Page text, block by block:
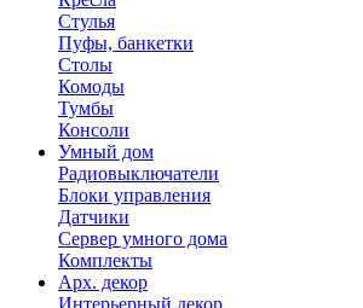
Стулья
Пуфы, банкетки
Столы
Комоды
Тумбы
Консоли
Умный дом
Радиовыключатели
Блоки управления
Датчики
Сервер умного дома
Комплекты
Арх. декор
Интерьерный декор